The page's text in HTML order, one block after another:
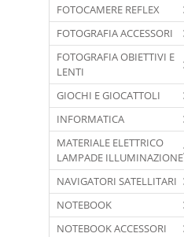
FOTOCAMERE REFLEX
FOTOGRAFIA ACCESSORI
FOTOGRAFIA OBIETTIVI E
LENTI
GIOCHI E GIOCATTOLI
INFORMATICA
MATERIALE ELETTRICO
LAMPADE ILLUMINAZIONE
NAVIGATORI SATELLITARI
NOTEBOOK
NOTEBOOK ACCESSORI